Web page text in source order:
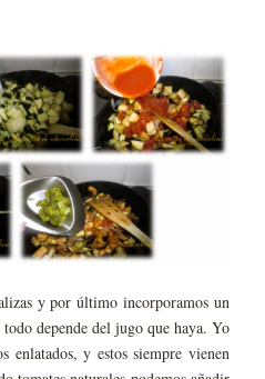
y por último incorporamos un
depende del jugo que haya. Yo
enlatados, y estos siempre vienen